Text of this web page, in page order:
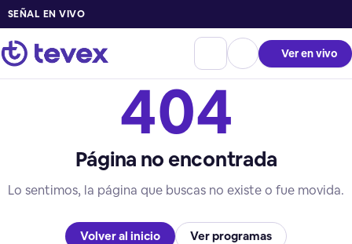
SEÑAL EN VIVO
Ver en vivo
404
Página no encontrada
Lo sentimos, la página que buscas no existe o fue movida.
Volver al inicio Ver programas